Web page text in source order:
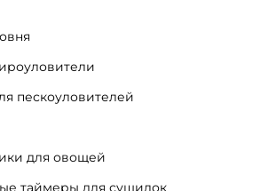
пескоуловителей
для овощей